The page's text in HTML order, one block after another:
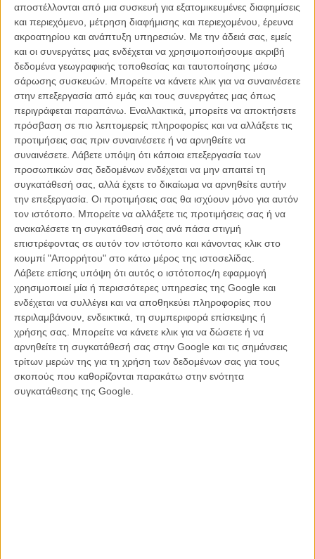
αποστέλλονται από μια συσκευή για εξατομικευμένες διαφημίσεις
και περιεχόμενο, μέτρηση διαφήμισης και περιεχομένου, έρευνα
ακροατηρίου και ανάπτυξη υπηρεσιών. Με την άδειά σας, εμείς
και οι συνεργάτες μας ενδέχεται να χρησιμοποιήσουμε ακριβή
δεδομένα γεωγραφικής τοποθεσίας και ταυτοποίησης μέσω
σάρωσης συσκευών. Μπορείτε να κάνετε κλικ για να συναινέσετε
στην επεξεργασία από εμάς και τους συνεργάτες μας όπως
περιγράφεται παραπάνω. Εναλλακτικά, μπορείτε να αποκτήσετε
πρόσβαση σε πιο λεπτομερείς πληροφορίες και να αλλάξετε τις
προτιμήσεις σας πριν συναινέσετε ή να αρνηθείτε να
συναινέσετε. Λάβετε υπόψη ότι κάποια επεξεργασία των
προσωπικών σας δεδομένων ενδέχεται να μην απαιτεί τη
συγκατάθεσή σας, αλλά έχετε το δικαίωμα να αρνηθείτε αυτήν
την επεξεργασία. Οι προτιμήσεις σας θα ισχύουν μόνο για αυτόν
τον ιστότοπο. Μπορείτε να αλλάξετε τις προτιμήσεις σας ή να
ανακαλέσετε τη συγκατάθεσή σας ανά πάσα στιγμή
επιστρέφοντας σε αυτόν τον ιστότοπο και κάνοντας κλικ στο
κουμπί "Απορρήτου" στο κάτω μέρος της ιστοσελίδας.
Λάβετε επίσης υπόψη ότι αυτός ο ιστότοπος/η εφαρμογή
χρησιμοποιεί μία ή περισσότερες υπηρεσίες της Google και
ενδέχεται να συλλέγει και να αποθηκεύει πληροφορίες που
περιλαμβάνουν, ενδεικτικά, τη συμπεριφορά επίσκεψης ή
χρήσης σας. Μπορείτε να κάνετε κλικ για να δώσετε ή να
αρνηθείτε τη συγκατάθεσή σας στην Google και τις σημάνσεις
τρίτων μερών της για τη χρήση των δεδομένων σας για τους
σκοπούς που καθορίζονται παρακάτω στην ενότητα
συγκατάθεσης της Google.
Τζέιμς Κάμερον: Avatar 2 και 3 σε 60 καρέ/δευτερόλεπτο
20 ΣΕΠ 2011 / Πόλυ Λυκούργου
Εκλεψε ο Τζέιμς Κάμερον την ιδέα του «Avatar»;
ΝΕΑ /10 ΔΕΚ 2011/ Πόλυ Λυκούργου
Ο Τζέιμς Κάμερον θα γυρίσει 3 sequels του «Avatar»
ταυτόχρονα!
ΝΕΑ 26 ΙΟΥΝ 2012 /
Ο Τζέιμς Κάμερον βρήκε τη δική του Πανδώρα… Και
την αγόρασε!
ΝΕΑ /30 ΙΟΥΛ 2012/ Λήδα Γαλανού
Μotion capture: κινδυνεύουν οι σταρ να δουν τους
εαυτούς τους σε πορνοταινία;
Ο Τζέιμς Κάμερον ετοιμάζεται για κάτι… άλλο από τα
σίκουελ του «Avatar»!
ΝΕΑ /24 ΟΚΤ 2012/ Λήδα Γαλανού
«He is baaaack!»: Ο Τζέιμς Κάμερον επιστρατεύει τον
Αρνολντ για τα sequels του «Avatar»